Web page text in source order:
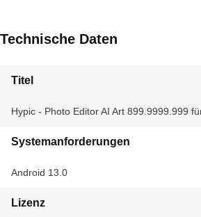
Technische Daten
Titel
Hypic - Photo Editor AI Art 899.9999.999
Systemanforderungen
Android 13.0
Lizenz